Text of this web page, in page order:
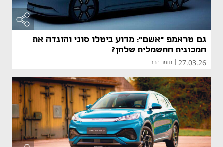
גם טראמפ "אשם": מדוע ביטלו סוני והונדה את
המכונית החשמלית שלהן?
27.03.26 תומר הדר